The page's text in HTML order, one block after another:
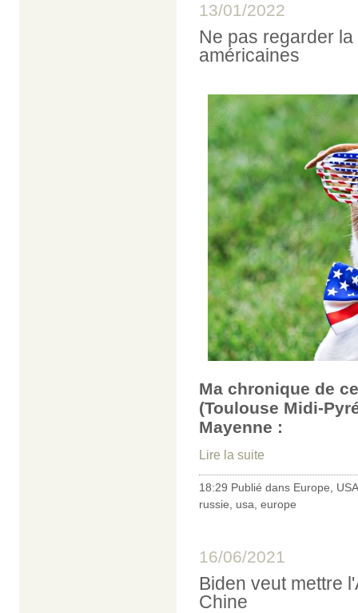
13/01/2022
Ne pas regarder
américaines
Ma chronique de
(Toulouse Midi-
Mayenne :
Lire la suite
18:29 Publié dans Europe
USA
russie
usa europe
16/06/2021
Biden veut mettre
Chine